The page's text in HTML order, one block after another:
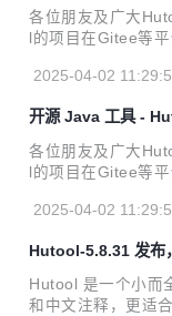
--------------- 此次更
的bug，到最近才
各位朋友及广大
l的项目在Gitee等
意在此给大家做了
第一个版本，至今
版本，从一个小小
API封装的庞大工
的管理，让广大用
2025-04-02
开源 Java 工具 -
各位朋友及广大
l的项目在Gitee等
意在此给大家做了
第一个版本，至今
版本，从一个小小
API封装的庞大工
2025-04-02
Hutool-5.8.31 发布
Hutool 是一个小而
和中文注释，更适